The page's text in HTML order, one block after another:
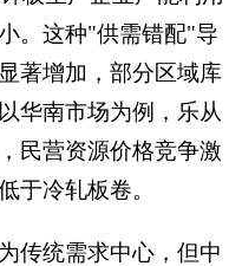
。这种"供需错配"导
著增加，部分区域库
华南市场为例，乐从
民营资源价格竞争激
于冷轧板卷。
传统需求中心，但中